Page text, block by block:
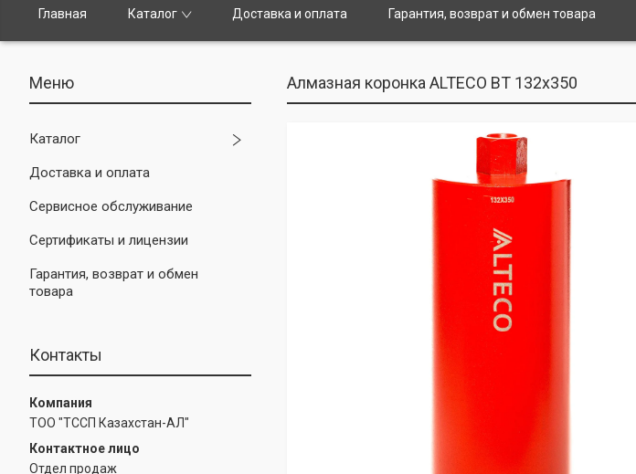
Главная Каталог Доставка и оплата Гарантия, возврат и обмен товара
Каталог
Доставка и оплата
Сервисное обслуживание
Сертификаты и лицензии
Гарантия, возврат и обмен
товара
Контакты
ТОО "ТССП Казахстан-АЛ"
Отдел продаж
Алмазная коронка ALTECO ВТ 132х350